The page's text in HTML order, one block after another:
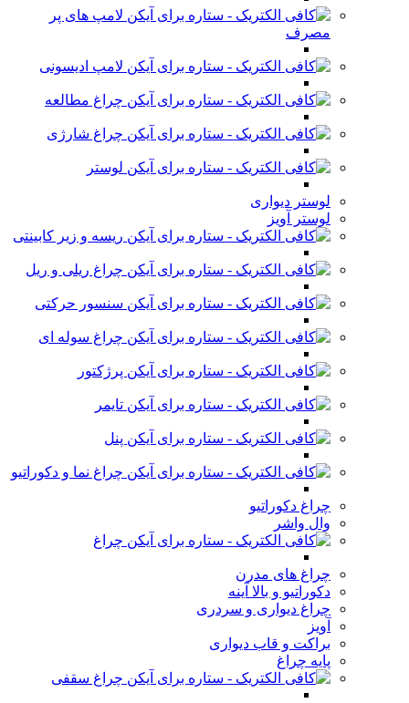
لامپ های پر
مصرف
لامپ ادیسونی
چراغ مطالعه
چراغ شارژی
لوستر
لوستر دیواری
لوستر آویز
ریسه و زیر کابینتی
چراغ ریلی و ریل
سنسور حرکتی
چراغ سوله ای
پرژکتور
تایمر
پنل
چراغ نما و دکوراتیو
چراغ دکوراتیو
وال واشر
چراغ
چراغ های مدرن
دکوراتیو و بالا آینه
چراغ دیواری و سردری
آویز
براکت و قاب دیواری
پایه چراغ
چراغ سقفی